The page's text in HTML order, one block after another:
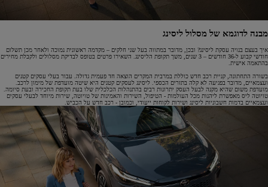
מבנה לדוגמא של מסלול ליסינג
איך בעצם בנויה עסקת ליסינג? ובכן, מדובר במתווה בעל שני חלקים – מקדמה ראשונית נמוכה ולאחר מכן תשלום
חודשי קבוע ל-36 חודשים – 3 שנים, משך תקופת הליסינג. השאירו פרטים בטופס לבדיקת מסלולים ולקבלת מחירים
בהתאמה אישית.
בשורה התחתונה, קניית רכב חדש כוללת במרבית המקרים הוצאה חד פעמית גדולה. עבור בעלי עסקים קטנים
ועצמאיים, מדובר בפגיעה לא קלה בתזרים הכספי. ליסינג לעסקים קטנים היא שיטה מועדפת של מימון לרכב.
מועדפת משום שהיא מקנה לבעל העסק יתרונות רבים בהתנהלות הכלכלית שלו בעת תקופת החכירה ובעת סיומה.
טויוטה ליס מאפשרת ליהנות מכל העולמות - הטיפול, השירות והאמינות של טויוטה, שירות מיוחד לבעלי עסקים
ועצמאיים בדמות חשבוניות ליסינג ושירות לקוחות ייעודי, וכמובן - רכב חדש על הכביש.